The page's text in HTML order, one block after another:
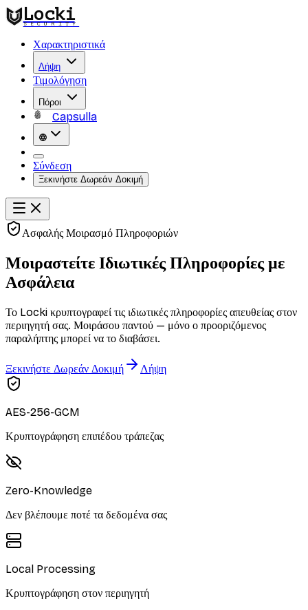
Locki
SECURITY
Χαρακτηριστικά
Λήψη
Τιμολόγηση
Πόροι
Capsulla
Σύνδεση
Ξεκινήστε Δωρεάν Δοκιμή
Ασφαλής Μοιρασμό Πληροφοριών
Μοιραστείτε Ιδιωτικές Πληροφορίες με
Ασφάλεια
Το Locki κρυπτογραφεί τις ιδιωτικές πληροφορίες απευθείας στον
περιηγητή σας. Μοιράσου παντού — μόνο ο προοριζόμενος
παραλήπτης μπορεί να το διαβάσει.
Ξεκινήστε Δωρεάν Δοκιμή Λήψη
AES-256-GCM
Κρυπτογράφηση επιπέδου τράπεζας
Zero-Knowledge
Δεν βλέπουμε ποτέ τα δεδομένα σας
Local Processing
Κρυπτογράφηση στον περιηγητή